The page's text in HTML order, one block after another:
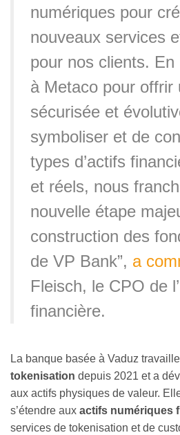
numériques pour
nouveaux services
pour nos clients.
à Metaco pour offrir
sécurisée et
symboliser et de
types d’actifs
et réels, nous
nouvelle étape
construction des
de VP Bank”, a
Fleisch, le CPO de
financière.
La banque basée à Vaduz
tokenisation depuis 2021 et a
aux actifs physiques de valeur.
s’étendre aux actifs numériques
services de tokenisation et de